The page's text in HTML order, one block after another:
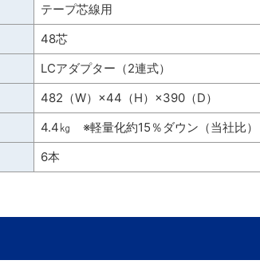
テープ芯線用
48芯
LCアダプター（2連式）
482（W）×44（H）×390（D）
4.4㎏ ※軽量化約15％ダウン（当社比）
6本